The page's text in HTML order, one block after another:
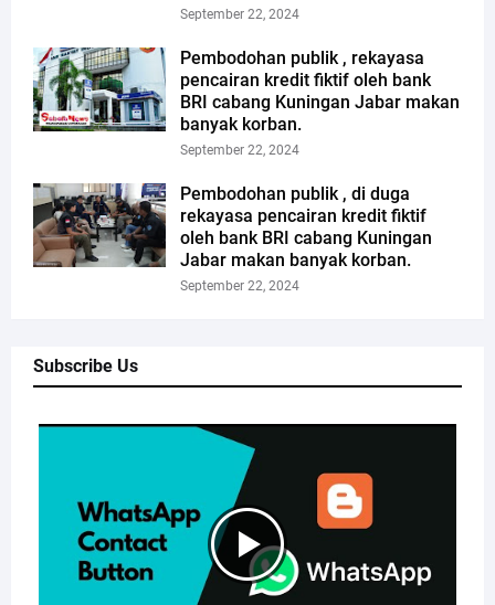
September 22, 2024
Pembodohan publik , rekayasa
pencairan kredit fiktif oleh bank
BRI cabang Kuningan Jabar makan
banyak korban.
September 22, 2024
Pembodohan publik , di duga
rekayasa pencairan kredit fiktif
oleh bank BRI cabang Kuningan
Jabar makan banyak korban.
September 22, 2024
Subscribe Us